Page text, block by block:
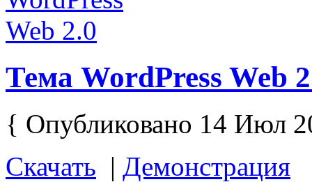
Тема WordPress Web
{ Опубликовано 14 Июл
Скачать | Демонстрация